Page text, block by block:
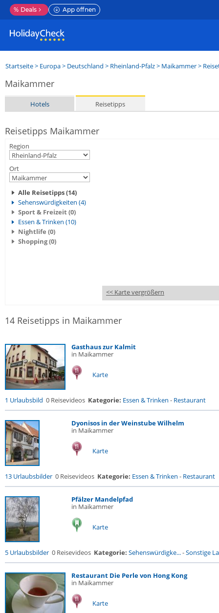
% Deals App öffnen
Startseite> Europa> Deutschland > Rheinland-Pfalz> Maikammer>
Maikammer
Hotels Reisetipps
Reisetipps Maikammer
Region
Ort
Alle Reisetipps (14)
Sehenswürdigkeiten (4)
Sport & Freizeit (0)
Essen & Trinken (10)
Nightlife (0)
Shopping (0)
<< Karte vergrößern
14 Reisetipps in Maikammer
Gasthaus zur Kalmit
in Maikammer
Karte
1 Urlaubsbild 0 Reisevideos Kategorie: Essen & Trinken - Restaurant
Dyonisos in der Weinstube Wilhelm
in Maikammer
Karte
13 Urlaubsbilder 0 Reisevideos Kategorie: Essen & Trinken - Restaurant
Pfälzer Mandelpfad
in Maikammer
Karte
5 Urlaubsbilder 0 Reisevideos Kategorie: Sehenswürdigke...-Sonstige
Restaurant Die Perle von Hong Kong
in Maikammer
Karte